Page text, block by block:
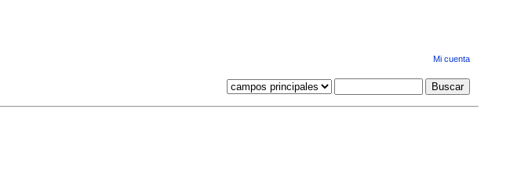
Mi cuenta